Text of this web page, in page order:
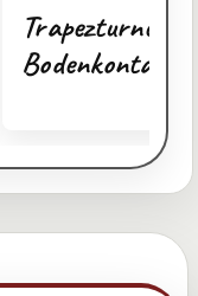
Trapezturnen
Bodenkontakt